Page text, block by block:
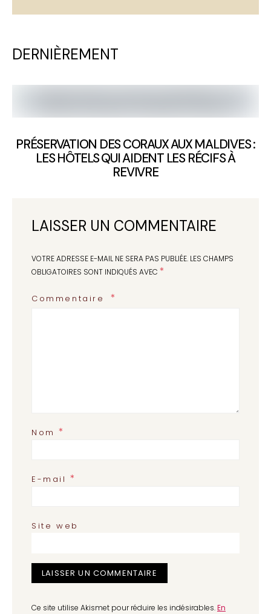
DERNIÈREMENT
PRÉSERVATION DES CORAUX AUX MALDIVES :
LES HÔTELS QUI AIDENT LES RÉCIFS À
REVIVRE
LAISSER UN COMMENTAIRE
VOTRE ADRESSE E-MAIL NE SERA PAS PUBLIÉE. LES CHAMPS
OBLIGATOIRES SONT INDIQUÉS AVEC *
Commentaire
Nom*
E-mail*
Site web
Ce site utilise Akismet pour réduire les indésirables.En